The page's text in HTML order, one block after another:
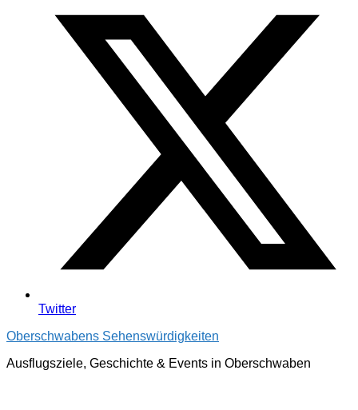
Twitter
Oberschwabens Sehenswürdigkeiten
Ausflugsziele, Geschichte & Events in Oberschwaben